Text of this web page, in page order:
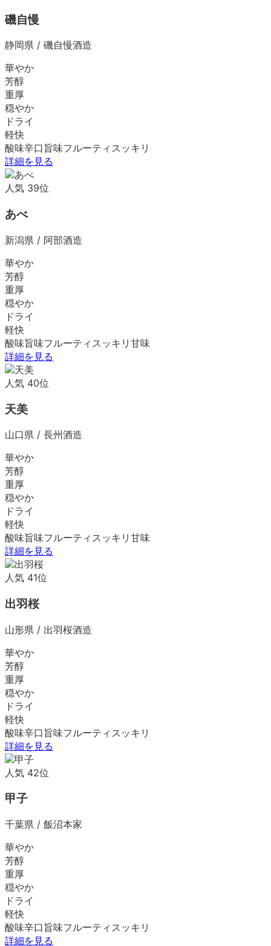
磯自慢
静岡県 / 磯自慢酒造
華やか
芳醇
重厚
穏やか
ドライ
軽快
酸味辛口 旨味フルーティ スッキリ
詳細を見る
人気 39位
あべ
新潟県 / 阿部酒造
華やか
芳醇
重厚
穏やか
ドライ
軽快
酸味旨味フルーティ スッキリ 甘味
詳細を見る
人気 40位
天美
山口県 / 長州酒造
華やか
芳醇
重厚
穏やか
ドライ
軽快
酸味旨味フルーティ スッキリ 甘味
詳細を見る
人気 41位
出羽桜
山形県 / 出羽桜酒造
華やか
芳醇
重厚
穏やか
ドライ
軽快
酸味辛口 旨味フルーティ スッキリ
詳細を見る
人気 42位
甲子
千葉県 / 飯沼本家
華やか
芳醇
重厚
穏やか
ドライ
軽快
酸味辛口 旨味フルーティ スッキリ
詳細を見る